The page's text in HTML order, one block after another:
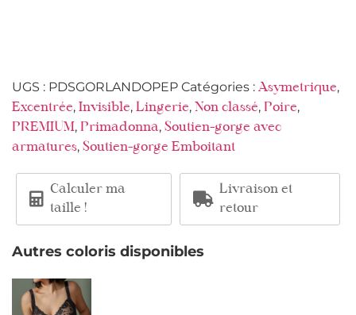
UGS : PDSGORLANDOPEP Catégories : Asymetrique,
Excentrée, Invisible, Lingerie, Non classé, Poire,
PREMIUM, Primadonna, Soutien-gorge avec
armatures, Soutien-gorge Emboitant
Calculer ma
taille !
Livraison et
retour
Autres coloris disponibles